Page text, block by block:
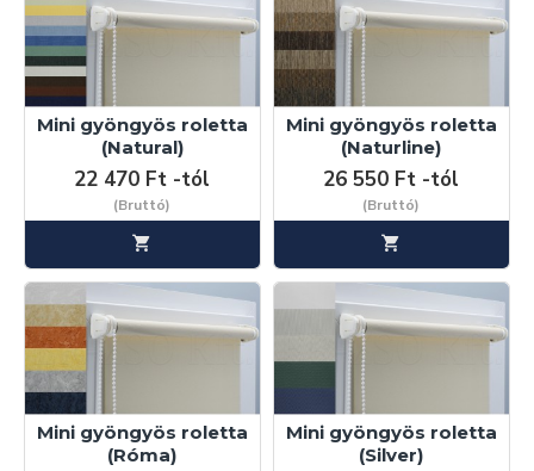
Mini gyöngyös roletta
(Natural)
22 470 Ft -tól
(Bruttó)
Mini gyöngyös roletta
(Naturline)
26 550 Ft -tól
(Bruttó)
Mini gyöngyös roletta
(Róma)
Mini gyöngyös roletta
(Silver)